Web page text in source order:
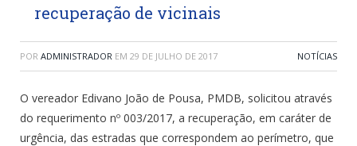
recuperação de vicinais
POR ADMINISTRADOR EM 29 DE JULHO DE 2017 NOTÍCIAS
O vereador Edivano João de Pousa, PMDB, solicitou através
do requerimento nº 003/2017, a recuperação, em caráter de
urgência, das estradas que correspondem ao perímetro, que